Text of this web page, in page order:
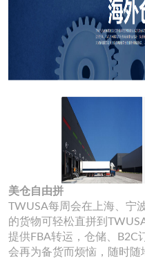
美仓自由拼
TWUSA每周会在上海、宁
的货物可轻松直拼到
提供FBA转运，仓储、B2C
会再为备货而烦恼，随时